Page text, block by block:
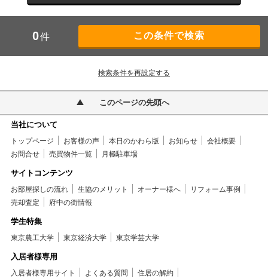
0件
検索条件を再設定する
このページの先頭へ
当社について
トップページ お客様の声 本日のかわら版 お知らせ
会社概要
お問合せ
売買物件一覧 月極駐車場
サイトコンテンツ
お部屋探しの流れ 生協のメリット オーナー様へ
リフォーム事例
売却査定
府中の街情報
学生特集
東京農工大学 東京経済大学 東京学芸大学
入居者様専用
入居者様専用サイト よくある質問
住居の解約